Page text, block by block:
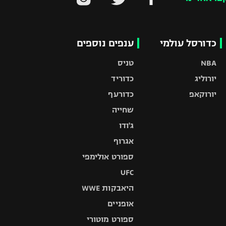
כדורסל עולמי
NBA
יורוליג
יורוקאפ
ענפים נוספים
טניס
כדוריד
כדורעף
שחייה
ג'ודו
אגרוף
ספורט אולימפי
UFC
היאבקות WWE
אופניים
ספורט מוטורי